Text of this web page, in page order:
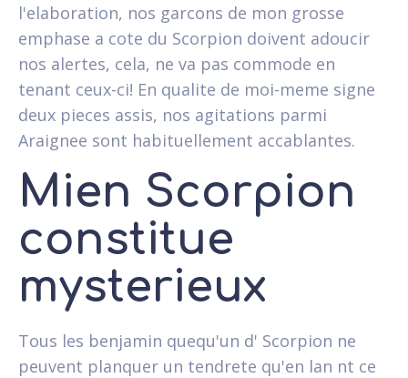
l'elaboration, nos garcons de mon grosse
emphase a cote du Scorpion doivent adoucir
nos alertes, cela, ne va pas commode en
tenant ceux-ci! En qualite de moi-meme signe
deux pieces assis, nos agitations parmi
Araignee sont habituellement accablantes.
Mien Scorpion
constitue
mysterieux
Tous les benjamin quequ'un d' Scorpion ne
peuvent planquer un tendrete qu'en lan nt ce